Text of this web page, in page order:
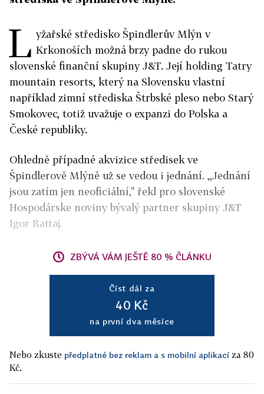
L yžařské středisko Špindlerův Mlýn v
Krkonoších možná brzy padne do rukou
slovenské finanční skupiny J&T. Její holding Tatry
mountain resorts, který na Slovensku vlastní
například zimní střediska Štrbské pleso nebo Starý
Smokovec, totiž uvažuje o expanzi do Polska a
České republiky.
Ohledně případné akvizice středisek ve
Špindlerově Mlýně už se vedou i jednání. ,,Jednání
jsou zatím jen neoficiální," řekl pro slovenské
Hospodárske noviny bývalý partner skupiny J&T
Igor Rattaj.
ZBÝVÁ VÁM JEŠTĚ 80 % ČLÁNKU
Číst dál za
40 Kč
na první dva měsíce
Nebo zkuste předplatné bez reklam a s mobilní aplikací za 80
Kč.